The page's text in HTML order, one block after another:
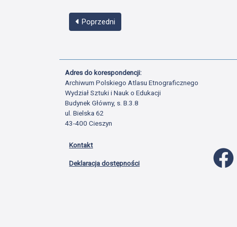
Poprzedni
Adres do korespondencji:
Archiwum Polskiego Atlasu Etnograficznego
Wydział Sztuki i Nauk o Edukacji
Budynek Główny, s. B.3.8
ul. Bielska 62
43-400 Cieszyn
Kontakt
Deklaracja dostępności